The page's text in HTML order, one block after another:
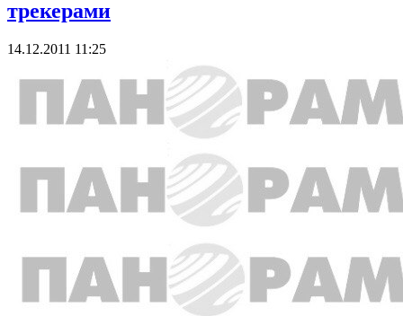
трекерами
14.12.2011 11:25